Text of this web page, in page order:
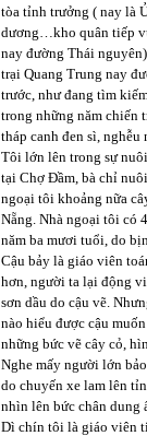
tòa tỉnh trưởng ( nay là
dương…kho quân tiếp
nay đường Thái
trại Quang Trung nay
trước, như đang tìm
trong những năm chiến
tháp canh đen sì, nghễu
Tôi lớn lên trong sự
tại Chợ Đầm, bà chỉ
ngoại tôi khoảng nữa
Nẵng. Nhà ngoại tôi có
năm ba mươi tuổi, do
Cậu bảy là giáo viên
hơn, người ta lại động
sơn dầu do cậu vẽ.
nào hiểu được cậu
những bức vẽ cây cỏ,
Nghe mấy người lớn
do chuyến xe lam lên
nhìn lên bức chân dung
Dì chín tôi là giáo viên